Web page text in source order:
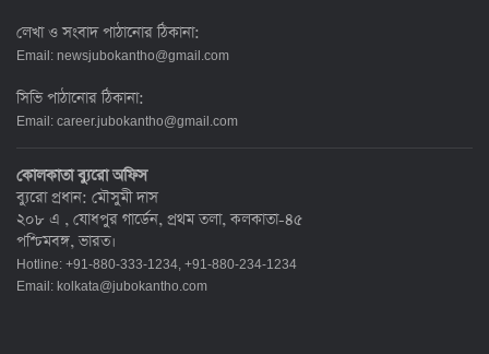
লেখা ও সংবাদ পাঠানোর ঠিকানা:
Email: newsjubokantho@gmail.com
সিভি পাঠানোর ঠিকানা:
Email: career.jubokantho@gmail.com
কোলকাতা ব্যুরো অফিস
ব্যুরো প্রধান: মৌসুমী দাস
২০৮ এ , যোধপুর গার্ডেন, প্রথম তলা, কলকাতা-৪৫
পশ্চিমবঙ্গ, ভারত।
Hotline: +91-880-333-1234, +91-880-234-1234
Email: kolkata@jubokantho.com